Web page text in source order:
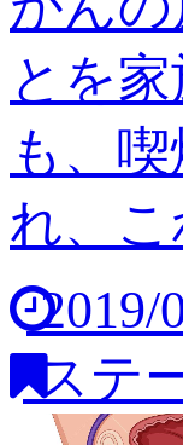
とを
も、
れ、
2019/
ステ